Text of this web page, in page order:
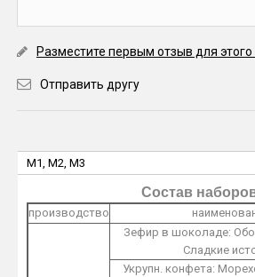
Разместите первым отзыв для этого
Отправить другу
M1, M2, M3
Состав
производство
Зефир в шоколаде:
Сладкие
Укрупн. конфета: